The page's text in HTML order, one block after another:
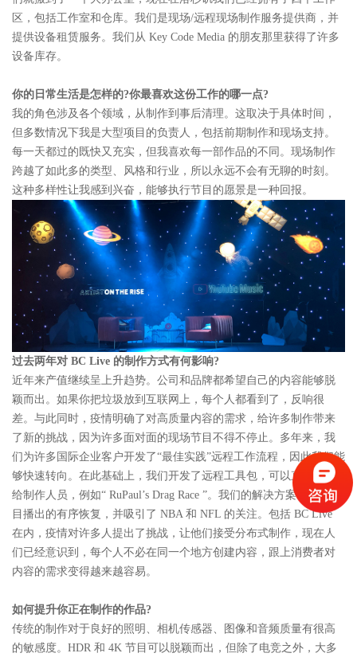
区，包括工作室和仓库。我们是现场/远程现场制作服务提供商，并
提供设备租赁服务。我们从 Key Code Media 的朋友那里获得了许多
设备库存。
你的日常生活是怎样的?你最喜欢这份工作的哪一点?
我的角色涉及各个领域，从制作到事后清理。这取决于具体时间，
但多数情况下我是大型项目的负责人，包括前期制作和现场支持。
每一天都过的既快又充实，但我喜欢每一部作品的不同。现场制作
跨越了如此多的类型、风格和行业，所以永远不会有无聊的时刻。
这种多样性让我感到兴奋，能够执行节目的愿景是一种回报。
过去两年对 BC Live 的制作方式有何影响?
近年来产值继续呈上升趋势。公司和品牌都希望自己的内容能够脱
颖而出。如果你把垃圾放到互联网上，每个人都看到了，反响很
差。与此同时，疫情明确了对高质量内容的需求，给许多制作带来
了新的挑战，因为许多面对面的现场节目不得不停止。多年来，我
们为许多国际企业客户开发了“最佳实践”远程工作流程，因此我们能
够快速转向。在此基础上，我们开发了远程工具包，可以直接发送
给制作人员，例如“ RuPaul’s Drag Race ”。我们的解决方案帮助了节
目播出的有序恢复，并吸引了 NBA 和 NFL 的关注。包括 BC Live
在内，疫情对许多人提出了挑战，让他们接受分布式制作，现在人
们已经意识到，每个人不必在同一个地方创建内容，跟上消费者对
内容的需求变得越来越容易。
如何提升你正在制作的作品?
传统的制作对于良好的照明、相机传感器、图像和音频质量有很高
的敏感度。HDR 和 4K 节目可以脱颖而出，但除了电竞之外，大多